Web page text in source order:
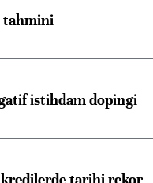
tahmini
istihdam dopingi
tarihi rekor